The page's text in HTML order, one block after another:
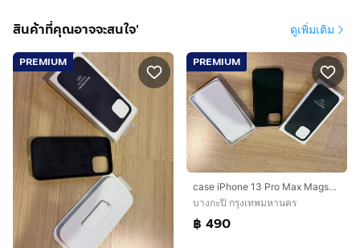
สินค้าที่คุณอาจจะสนใจ' ดูเพิ่มเติม
PREMIUM PREMIUM
case iPhone 13 Pro Max Magsafe
บางกะปิ กรุงเทพมหานคร
฿ 490